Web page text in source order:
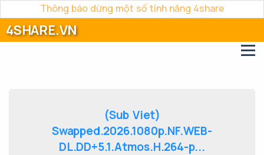
Thông báo dừng một số tính năng 4share
4SHARE.VN
(Sub Viet)
Swapped.2026.1080p.NF.WEB-
DL.DD+5.1.Atmos.H.264-p...